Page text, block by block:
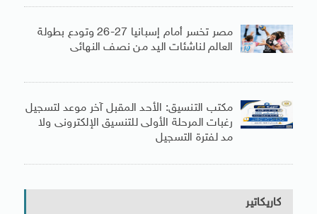
مصر تخسر أمام إسبانيا 27-26 وتودع بطولة
العالم لناشئات اليد من نصف النهائى
مكتب التنسيق: الأحد المقبل آخر موعد لتسجيل
رغبات المرحلة الأولى للتنسيق الإلكترونى ولا
مد لفترة التسجيل
كاريكاتير